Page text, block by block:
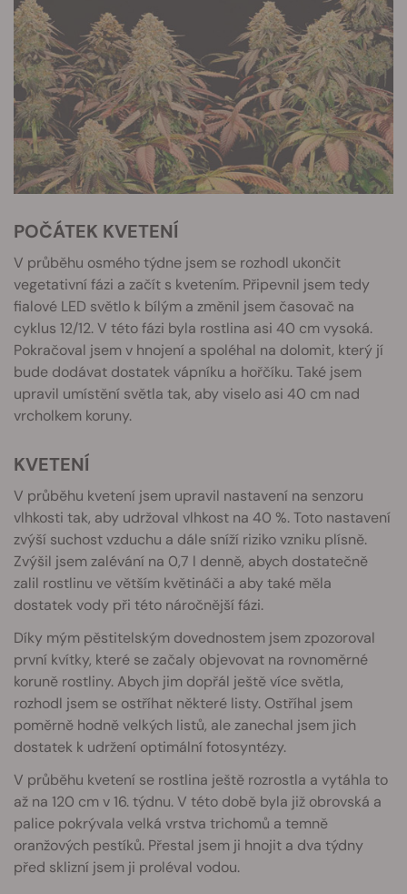
POČÁTEK KVETENÍ
V průběhu osmého týdne jsem se rozhodl ukončit
vegetativní fázi a začít s kvetením. Připevnil jsem tedy
fialové LED světlo k bílým a změnil jsem časovač na
cyklus 12/12. V této fázi byla rostlina asi 40 cm vysoká.
Pokračoval jsem v hnojení a spoléhal na dolomit, který jí
bude dodávat dostatek vápníku a hořčíku. Také jsem
upravil umístění světla tak, aby viselo asi 40 cm nad
vrcholkem koruny.
KVETENÍ
V průběhu kvetení jsem upravil nastavení na senzoru
vlhkosti tak, aby udržoval vlhkost na 40 %. Toto nastavení
zvýší suchost vzduchu a dále sníží riziko vzniku plísně.
Zvýšil jsem zalévání na 0,7 l denně, abych dostatečně
zalil rostlinu ve větším květináči a aby také měla
dostatek vody při této náročnější fázi.
Díky mým pěstitelským dovednostem jsem zpozoroval
první kvítky, které se začaly objevovat na rovnoměrné
koruně rostliny. Abych jim dopřál ještě více světla,
rozhodl jsem se ostříhat některé listy. Ostříhal jsem
poměrně hodně velkých listů, ale zanechal jsem jich
dostatek k udržení optimální fotosyntézy.
V průběhu kvetení se rostlina ještě rozrostla a vytáhla to
až na 120 cm v 16. týdnu. V této době byla již obrovská a
palice pokrývala velká vrstva trichomů a temně
oranžových pestíků. Přestal jsem ji hnojit a dva týdny
před sklizní jsem ji proléval vodou.